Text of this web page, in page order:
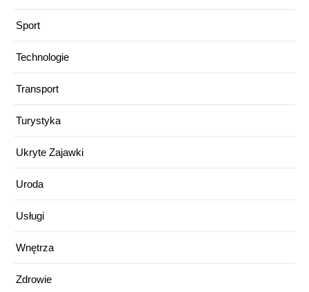
Sport
Technologie
Transport
Turystyka
Ukryte Zajawki
Uroda
Usługi
Wnętrza
Zdrowie